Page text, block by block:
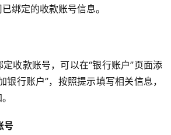
绑定的收款账号信息。
收款账号，可以在“银行账户”页面添
银行账户”，按照提示填写相关信息，
号